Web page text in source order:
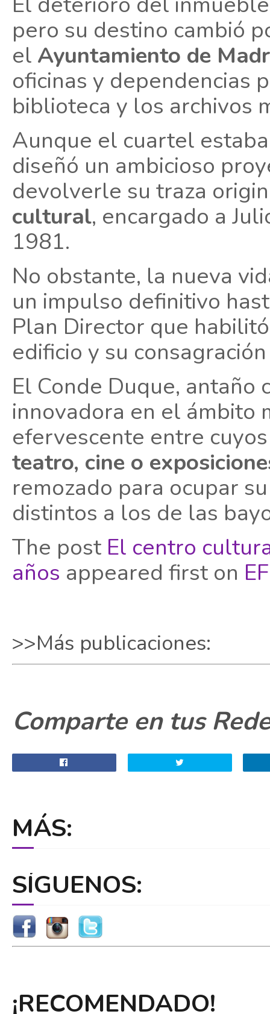
pero su destino cambió
el Ayuntamiento de
oficinas y dependencias
biblioteca y los archivos
Aunque el cuartel
diseñó un ambicioso
devolverle su traza
cultural, encargado a
1981.
No obstante, la nueva
un impulso definitivo
Plan Director que
edificio y su
El Conde Duque, antaño
innovadora en el ámbito
efervescente entre
teatro, cine o
remozado para ocupar
distintos a los de las
The post El centro
años appeared first on
>>Más publicaciones:
Comparte en tus
MÁS:
SÍGUENOS:
¡RECOMENDADO!